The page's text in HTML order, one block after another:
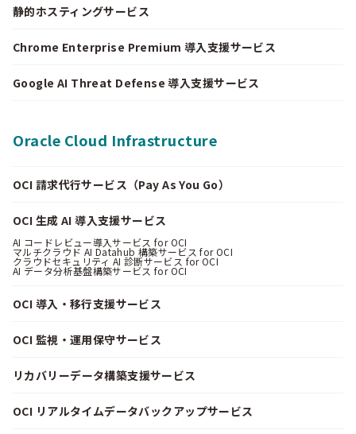
静的ホスティングサービス
Chrome Enterprise Premium 導入支援サービス
Google AI Threat Defense 導入支援サービス
Oracle Cloud Infrastructure
OCI 請求代行サービス（Pay As You Go）
OCI 生成 AI 導入支援サービス
AI コードレビュー導入サービス for OCI
マルチクラウド AI Datahub 構築サービス for OCI
クラウドセキュリティ AI 診断サービス for OCI
AI データ分析基盤構築サービス for OCI
OCI 導入・移行支援サービス
OCI 監視・運用保守サービス
リカバリーデータ構築支援サービス
OCI リアルタイムデータバックアップサービス